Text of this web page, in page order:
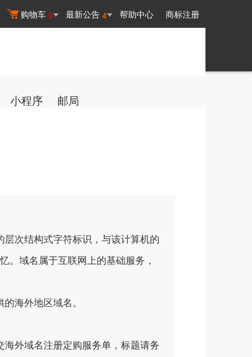
购物车 0 最新公告 4 帮助中心 商标注册
小程序 邮局
次结构式字符标识，与该计算机的
。域名属于互联网上的基础服务，
海外地区域名。
外域名注册定购服务单，标题请务